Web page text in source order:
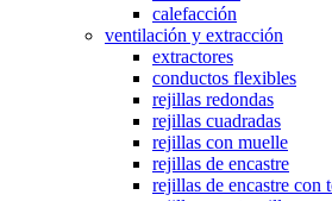
calefacción
ventilación y extracción
extractores
conductos flexibles
rejillas redondas
rejillas cuadradas
rejillas con muelle
rejillas de encastre
rejillas de encastre con